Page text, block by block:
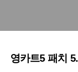
영카트5 패치